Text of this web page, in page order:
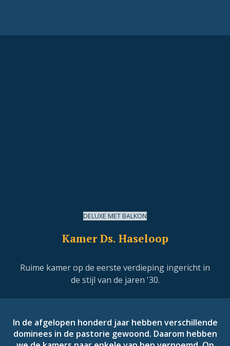
DELUXE MET BALKON
Kamer Ds. Haseloop
Ruime kamer op de eerste verdieping ingericht in
de stijl van de jaren '30.
In de afgelopen honderd jaar hebben verschillende
dominees in de pastorie gewoond. Daarom hebben